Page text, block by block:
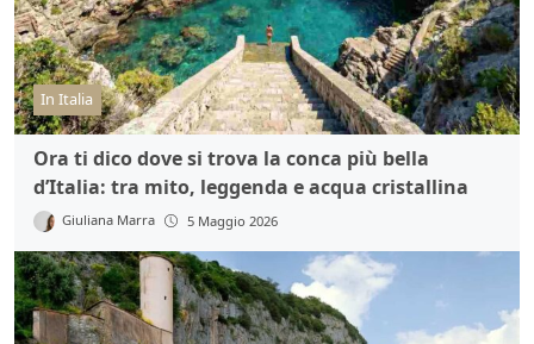
In Italia
Ora ti dico dove si trova la conca più bella
d’Italia: tra mito, leggenda e acqua cristallina
Giuliana Marra 5 Maggio 2026